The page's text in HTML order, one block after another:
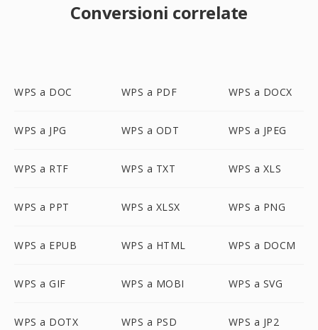
Conversioni correlate
WPS a DOC WPS a PDF WPS a DOCX
WPS a JPG WPS a ODT WPS a JPEG
WPS a RTF WPS a TXT WPS a XLS
WPS a PPT WPS a XLSX WPS a PNG
WPS a EPUB WPS a HTML WPS a DOCM
WPS a GIF WPS a MOBI WPS a SVG
WPS a DOTX WPS a PSD WPS a JP2